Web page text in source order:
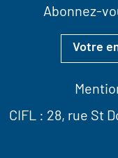
Abonnez-
CIFL : 28, rue St